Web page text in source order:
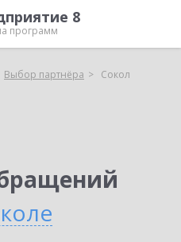
8
программ
Выбор партнёра Сокол